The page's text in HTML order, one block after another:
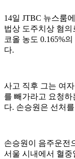
14일 JTBC 뉴스룸
법상 도주치상 혐
코올 농도 0.165%
다.
사고 직후 그는 여
를 빼가라고 요청
다. 손승원은 선처
손승원이 음주운전
서울 시내에서 혈중